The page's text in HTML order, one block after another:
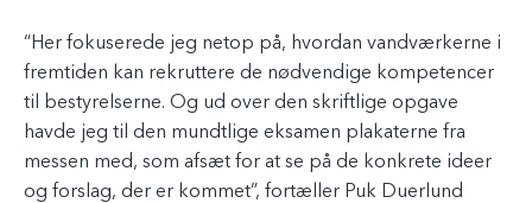
“Her fokuserede jeg netop på, hvordan vandværkerne i
fremtiden kan rekruttere de nødvendige kompetencer
til bestyrelserne. Og ud over den skriftlige opgave
havde jeg til den mundtlige eksamen plakaterne fra
messen med, som afsæt for at se på de konkrete ideer
og forslag, der er kommet”, fortæller Puk Duerlund